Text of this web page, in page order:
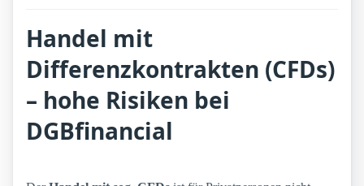
Handel mit
Differenzkontrakten (CFDs)
– hohe Risiken bei
DGBfinancial